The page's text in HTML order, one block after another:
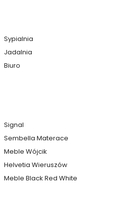
Sypialnia
Jadalnia
Biuro
Signal
Sembella Materace
Meble Wójcik
Helvetia Wieruszów
Meble Black Red White